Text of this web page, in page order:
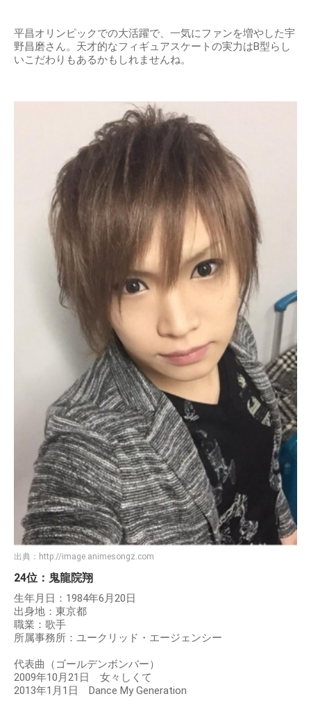
平昌オリンピックでの大活躍で、一気にファンを増やした宇
野昌磨さん。天才的なフィギュアスケートの実力はB型らし
いこだわりもあるかもしれませんね。
出典： http://image.animesongz.com
24位：鬼龍院翔
生年月日：1984年6月20日
出身地：東京都
職業：歌手
所属事務所：ユークリッド・エージェンシー
代表曲（ゴールデンボンバー）
2009年10月21日 女々しくて
2013年1月1日 Dance My Generation